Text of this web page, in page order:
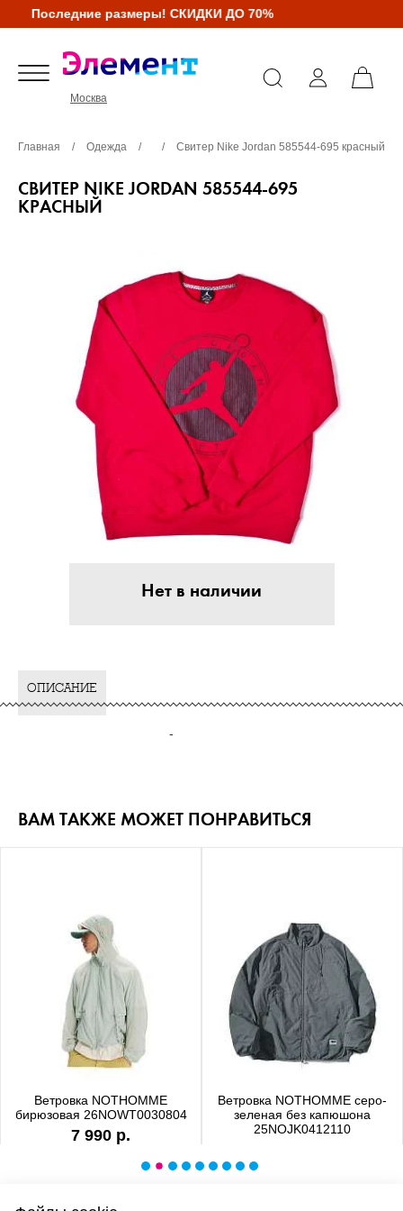
Последние размеры! СКИДКИ ДО 70%
Москва
Главная / Одежда / / Свитер Nike Jordan 585544-695 красный
СВИТЕР NIKE JORDAN 585544-695
КРАСНЫЙ
Нет в наличии
ОПИСАНИЕ
-
ВАМ ТАКЖЕ МОЖЕТ ПОНРАВИТЬСЯ
Ветровка NOTHOMME
бирюзовая 26NOWT0030804
7 990 р.
Ветровка NOTHOMME серо-
зеленая без капюшона
25NOJK0412110